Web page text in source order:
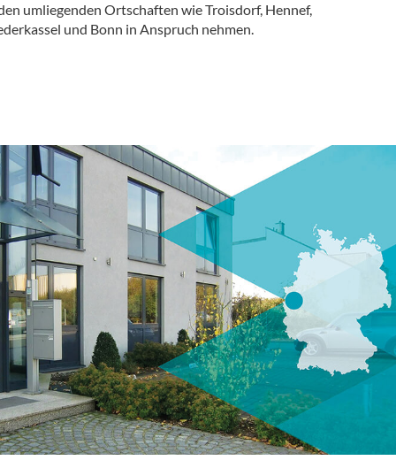
umliegenden Ortschaften wie Troisdorf, Hennef,
und Bonn in Anspruch nehmen.